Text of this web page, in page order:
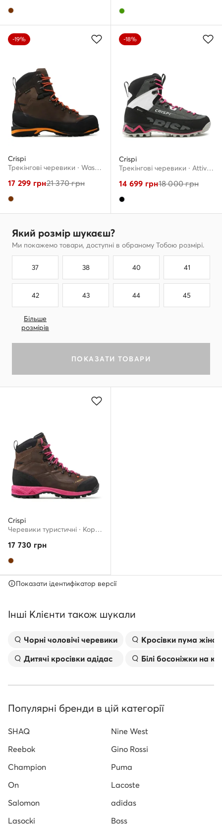
-19%
Crispi
Трекінгові черевики · Wasatch Gtx GORE-TEX CF31614300 · Коричневий
17 299 грн21 370грн
-18%
Crispi
Трекінгові черевики · Attiva Bp Gtx GORE-TEX TH14609911 · Чорний
14 699 грн18 000грн
Який розмір шукаєш?
Ми покажемо товари, доступні в обраному Тобою розмірі.
37 38 40 41
42 43 44 45
Більше
розмірів
ПОКАЗАТИ ТОВАРИ
Crispi
Черевики туристичні · Коричневий
17 730 грн
Показати ідентифікатор версії
Інші Клієнти також шукали
Чорні чоловічі черевики
Дитячі кросівки адідас
Kросівки пума
Білі босоніжки на
Популярні бренди в цій категорії
SHAQ
Nine West
Reebok
Gino Rossi
Champion
Puma
On
Lacoste
Salomon
adidas
Lasocki
Boss